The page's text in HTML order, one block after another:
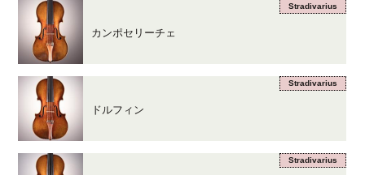
Stradivarius
カンポセリーチェ
Stradivarius
ドルフィン
Stradivarius